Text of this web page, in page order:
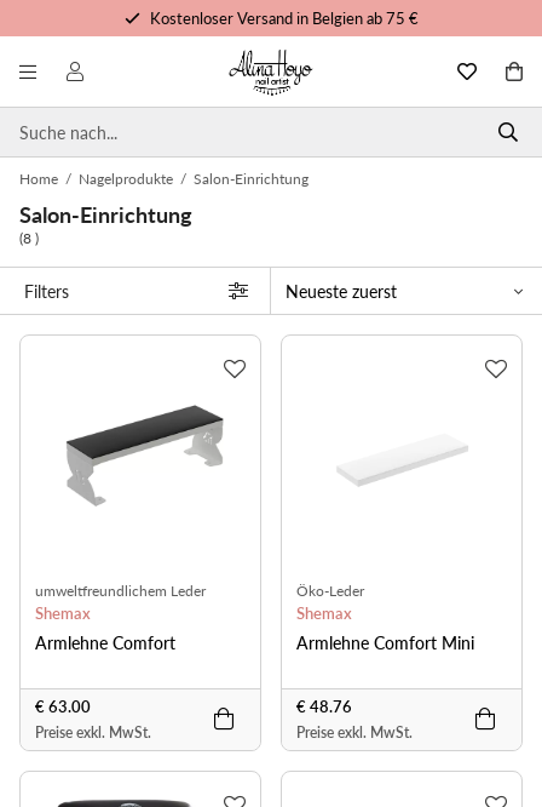
Kostenloser Versand in Belgien ab 75 €
Kostenlose Schulungen und Tutorials
Vor 15 Uhr bestellt, noch heute versandt
Home / Nagelprodukte / Salon-Einrichtung
Salon-Einrichtung
(8 )
Filters
umweltfreundlichem Leder
Shemax
Armlehne Comfort
€ 63.00
Preise exkl. MwSt.
Öko-Leder
Shemax
Armlehne Comfort Mini
€ 48.76
Preise exkl. MwSt.